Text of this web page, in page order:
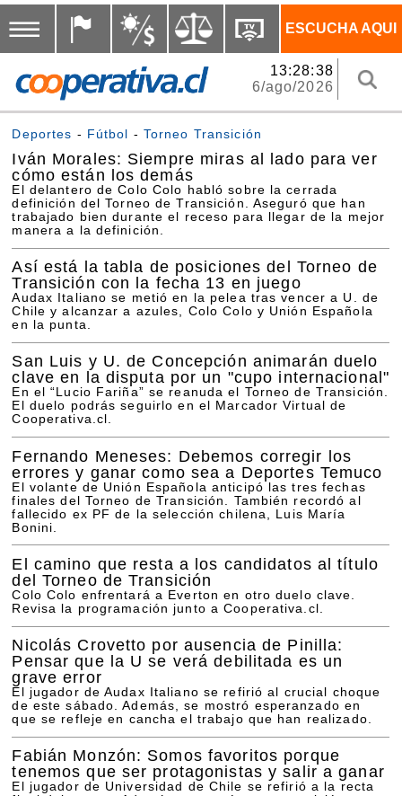
ESCUCHA AQUI
13:28:38
6/ago/2026
Deportes - Fútbol - Torneo Transición
Iván Morales: Siempre miras al lado para ver
cómo están los demás
El delantero de Colo Colo habló sobre la cerrada
definición del Torneo de Transición. Aseguró que han
trabajado bien durante el receso para llegar de la mejor
manera a la definición.
Así está la tabla de posiciones del Torneo de
Transición con la fecha 13 en juego
Audax Italiano se metió en la pelea tras vencer a U. de
Chile y alcanzar a azules, Colo Colo y Unión Española
en la punta.
San Luis y U. de Concepción animarán duelo
clave en la disputa por un "cupo internacional"
En el “Lucio Fariña” se reanuda el Torneo de Transición.
El duelo podrás seguirlo en el Marcador Virtual de
Cooperativa.cl.
Fernando Meneses: Debemos corregir los
errores y ganar como sea a Deportes Temuco
El volante de Unión Española anticipó las tres fechas
finales del Torneo de Transición. También recordó al
fallecido ex PF de la selección chilena, Luis María
Bonini.
El camino que resta a los candidatos al título
del Torneo de Transición
Colo Colo enfrentará a Everton en otro duelo clave.
Revisa la programación junto a Cooperativa.cl.
Nicolás Crovetto por ausencia de Pinilla:
Pensar que la U se verá debilitada es un
grave error
El jugador de Audax Italiano se refirió al crucial choque
de este sábado. Además, se mostró esperanzado en
que se refleje en cancha el trabajo que han realizado.
Fabián Monzón: Somos favoritos porque
tenemos que ser protagonistas y salir a ganar
El jugador de Universidad de Chile se refirió a la recta